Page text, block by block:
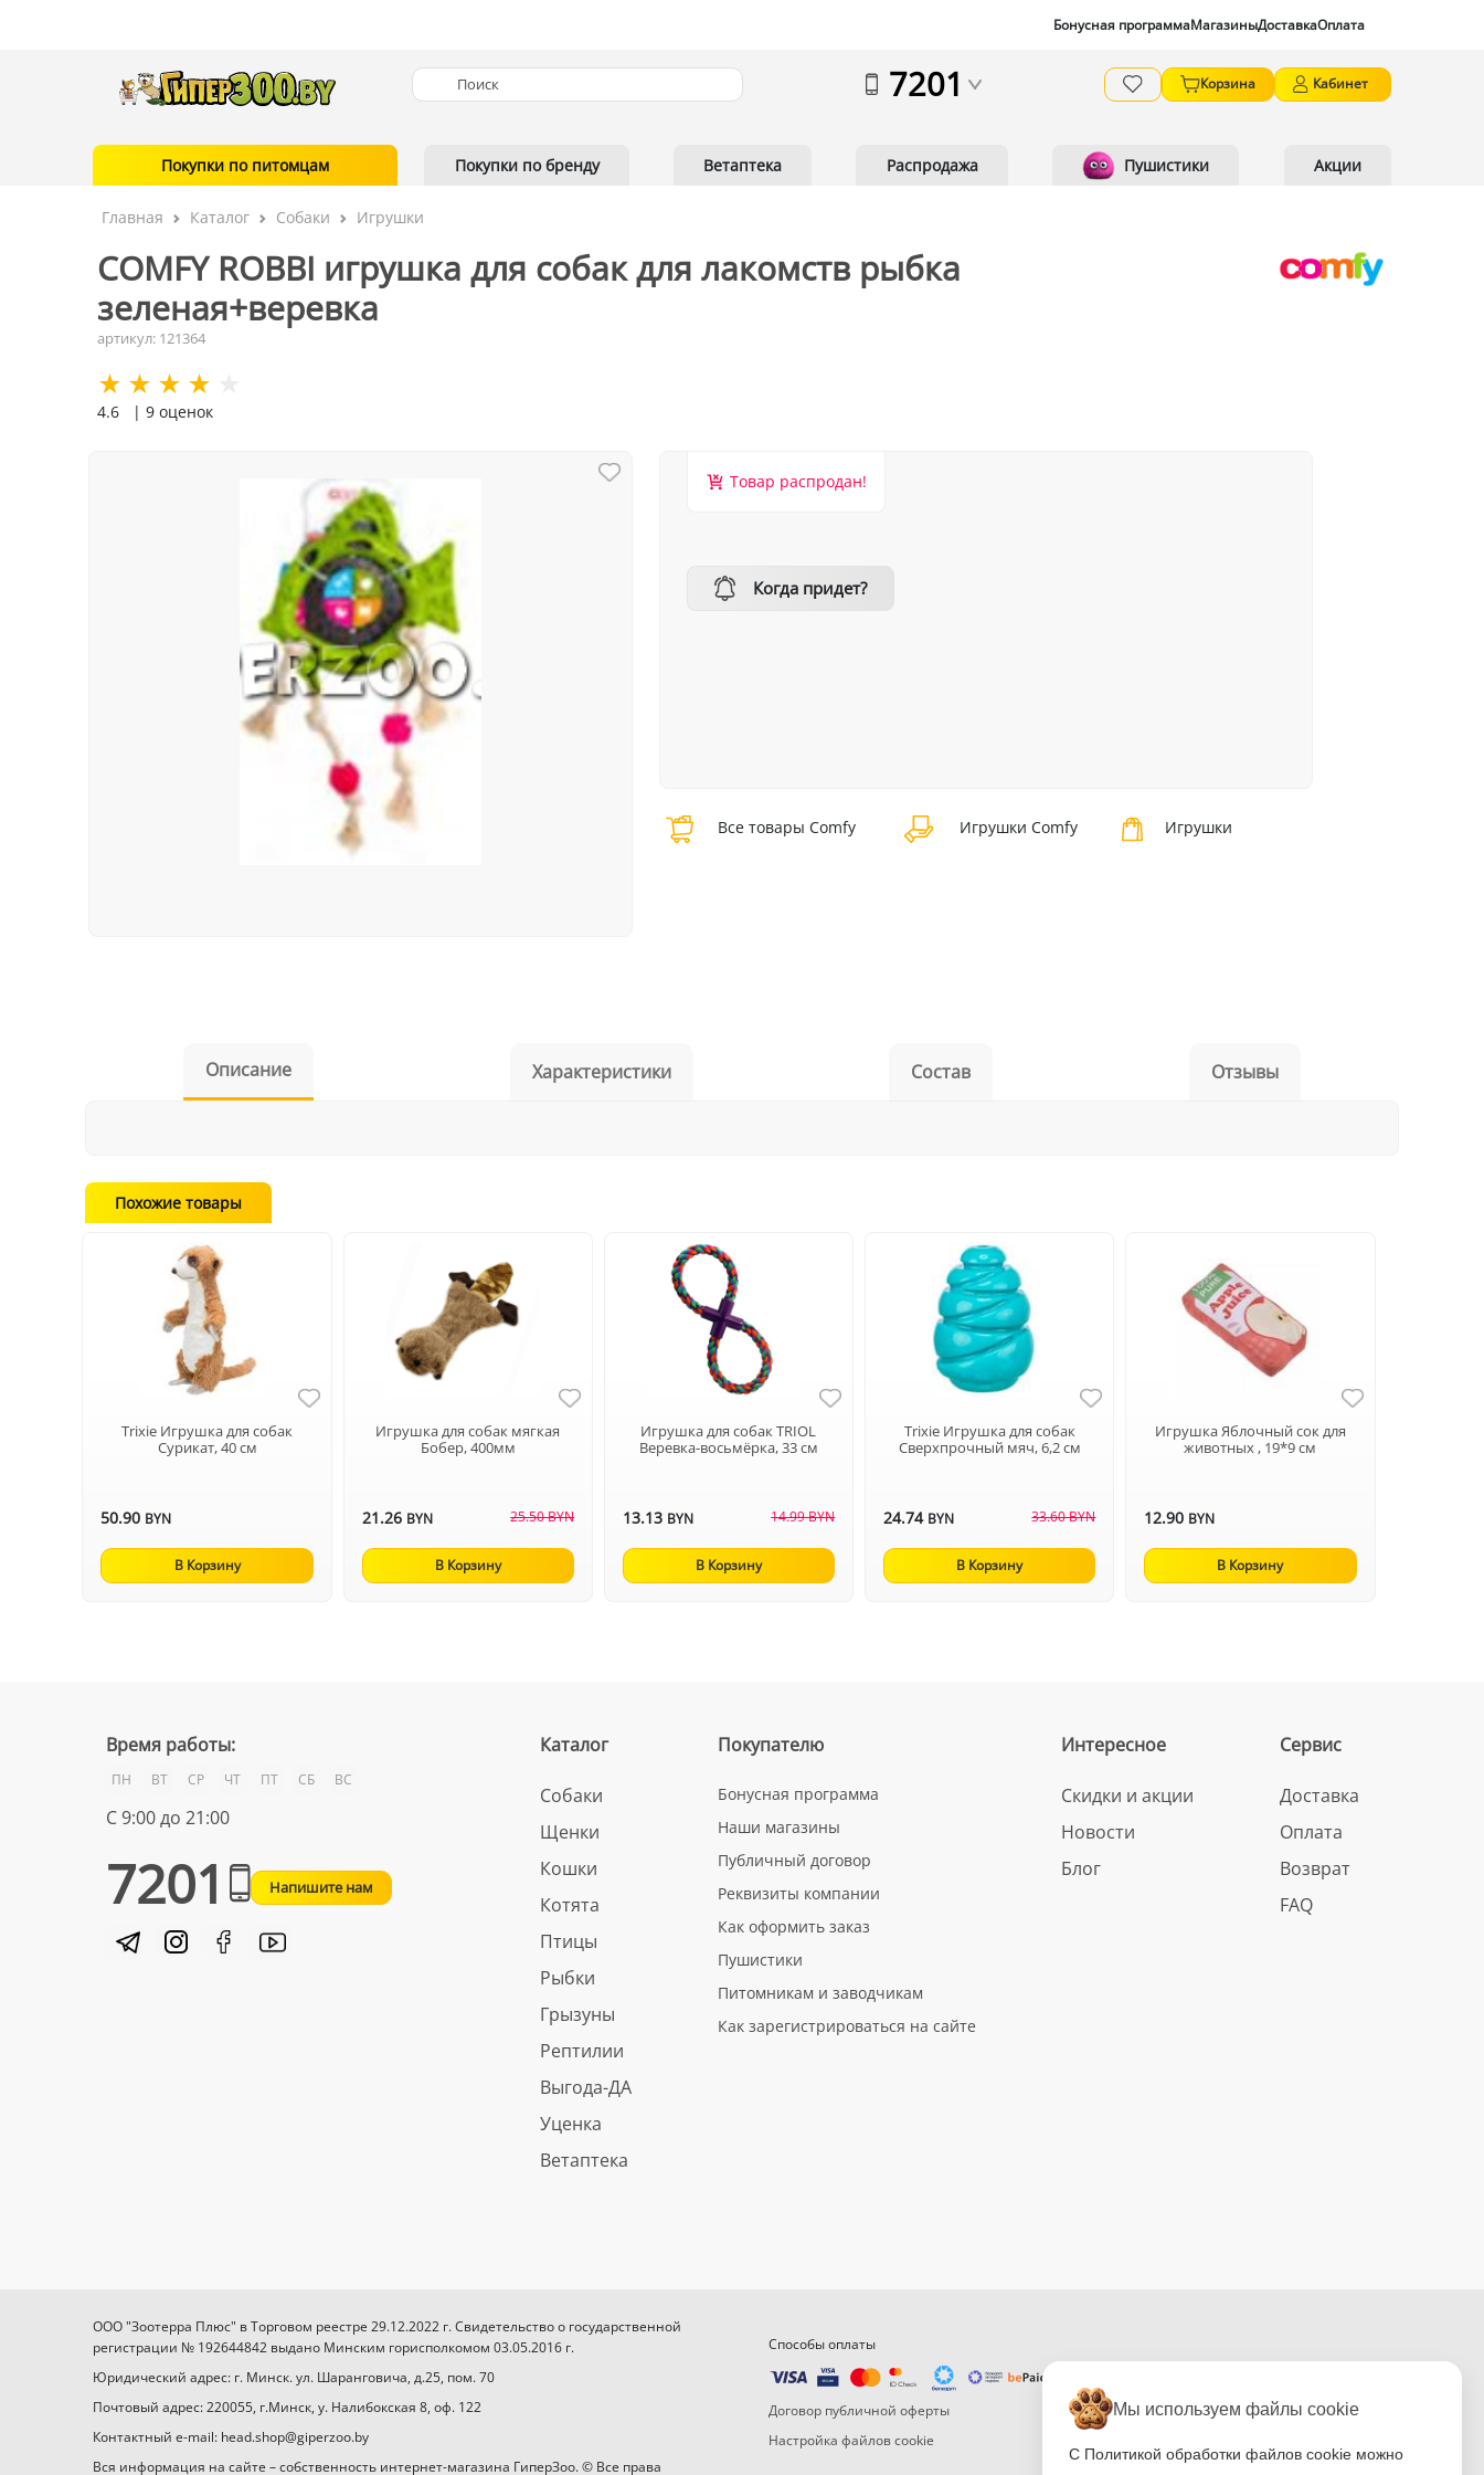
Бонусная программаМагазиныДоставкаОплата
7201 Корзина Кабинет
Покупки по питомцам Покупки по бренду Ветаптека Распродажа Пушистики Акции
Главная Каталог Собаки Игрушки
COMFY ROBBI игрушка для собак для лакомств рыбка
зеленая+веревка
артикул: 121364
4.6 | 9 оценок
Товар распродан!
Когда придет?
Все товары Comfy Игрушки Comfy Игрушки
Описание Характеристики Состав Отзывы
Похожие товары
Trixie Игрушка для собак
Сурикат, 40 см
50.90 BYN
В Корзину
Игрушка для собак мягкая
Бобер, 400мм
21.26 BYN 25.50 BYN
В Корзину
Игрушка для собак TRIOL
Веревка-восьмёрка, 33 см
13.13 BYN 14.99 BYN
В Корзину
Trixie Игрушка для собак
Сверхпрочный мяч, 6,2 см
24.74 BYN 33.60 BYN
В Корзину
Игрушка Яблочный сок для
животных , 19*9 см
12.90 BYN
В Корзину
Время работы:
ПН ВТ СР ЧТ ПТ СБ ВС
С 9:00 до 21:00
7201 Напишите нам
Каталог
Собаки
Щенки
Кошки
Котята
Птицы
Рыбки
Грызуны
Рептилии
Выгода-ДА
Уценка
Ветаптека
Покупателю
Бонусная программа
Наши магазины
Публичный договор
Реквизиты компании
Как оформить заказ
Пушистики
Питомникам и заводчикам
Как зарегистрироваться на сайте
Интересное
Скидки и акции
Новости
Блог
Сервис
Доставка
Оплата
Возврат
FAQ
ООО "Зоотерра Плюс" в Торговом реестре 29.12.2022 г. Свидетельство о государственной
регистрации № 192644842 выдано Минским горисполкомом 03.05.2016 г.
Юридический адрес: г. Минск. ул. Шаранговича, д.25, пом. 70
Почтовый адрес: 220055, г.Минск, у. Налибокская 8, оф. 122
Контактный e-mail: head.shop@giperzoo.by
Вся информация на сайте – собственность интернет-магазина ГиперЗоо. © Все права
Способы оплаты
Договор публичной оферты
Настройка файлов cookie
Мы используем файлы cookie
С Политикой обработки файлов cookie можно